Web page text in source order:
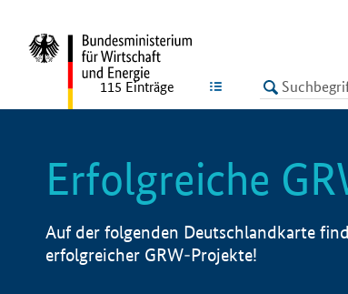
LISTE
115 Einträge
Erfolgreiche
Auf der folgenden Deutschlandkarte
erfolgreicher GRW-Projekte!